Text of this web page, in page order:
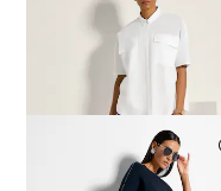
139,95 €
+2 Farben